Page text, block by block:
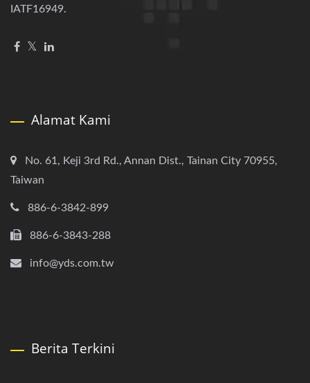
IATF16949.
Alamat Kami
No. 61, Keji 3rd Rd., Annan Dist., Tainan City 70955,
Taiwan
886-6-3842-899
886-6-3843-288
info@yds.com.tw
Berita Terkini